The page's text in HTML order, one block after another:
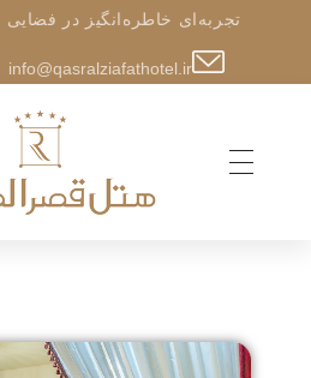
تجربه‌ای خاطره‌انگیز در
info@qasralziafathotel.ir